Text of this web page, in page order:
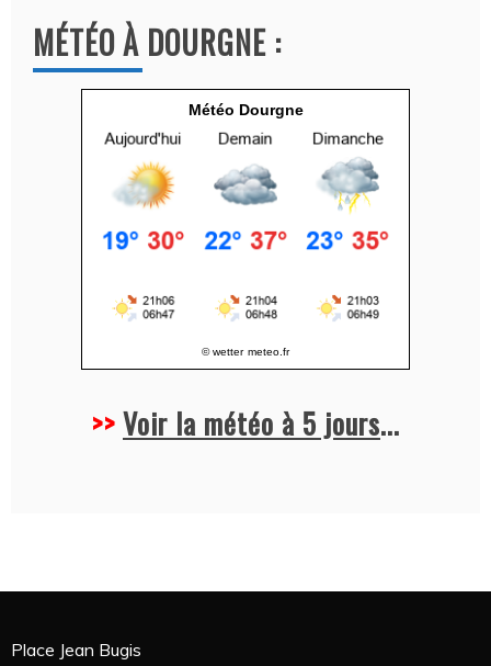
t
i
MÉTÉO À DOURGNE :
Météo Dourgne
© wetter meteo.fr
>>Voir la météo à 5 jours...
Place Jean Bugis